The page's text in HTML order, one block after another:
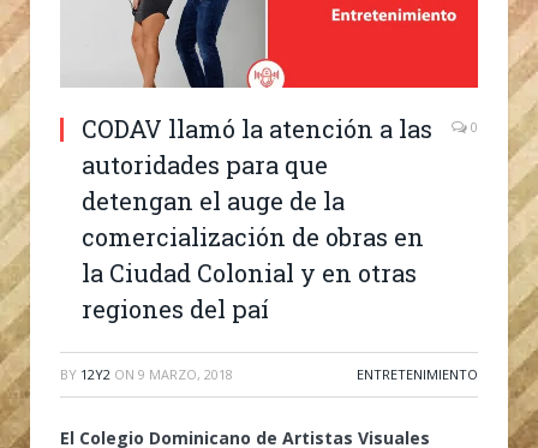
CODAV llamó la atención a las
autoridades para que
detengan el auge de la
comercialización de obras en
la Ciudad Colonial y en otras
regiones del paí
0
BY 12Y2 ON 9 MARZO, 2018 ENTRETENIMIENTO
El Colegio Dominicano de Artistas Visuales